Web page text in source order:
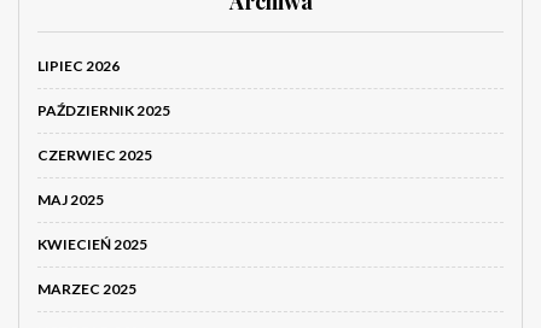
LIPIEC 2026
PAŹDZIERNIK 2025
CZERWIEC 2025
MAJ 2025
KWIECIEŃ 2025
MARZEC 2025